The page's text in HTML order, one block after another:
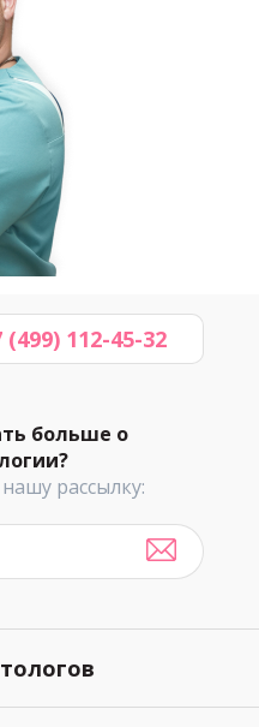
больше о
рассылку:
(499) 112-45-32